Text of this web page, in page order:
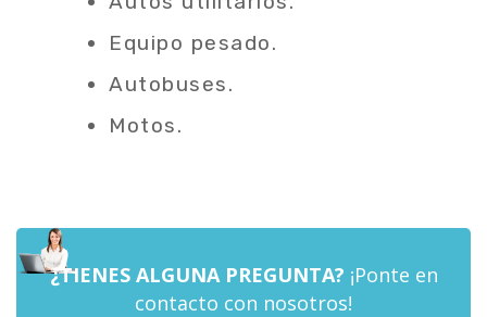
Equipo pesado.
Autobuses.
Motos.
¿TIENES ALGUNA PREGUNTA? ¡Ponte en
contacto con nosotros!